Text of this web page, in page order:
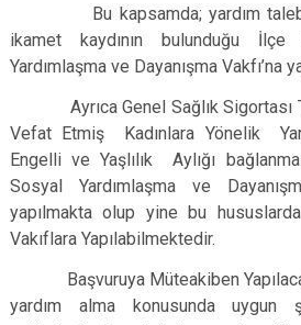
Bu kapsamda; yardım talebi
ikamet kaydının bulunduğu İlçe
Yardımlaşma ve Dayanışma Vakfı’na
Ayrıca Genel Sağlık Sigortası
Vefat Etmiş Kadınlara Yönelik
Engelli ve Yaşlılık Aylığı
Sosyal Yardımlaşma ve
yapılmakta olup yine bu
Vakıflara Yapılabilmektedir.
Başvuruya Müteakiben
yardım alma konusunda uygun